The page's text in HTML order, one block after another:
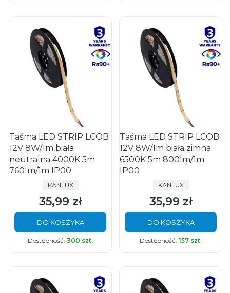
Taśma LED STRIP LCOB
12V 8W/1m biała
neutralna 4000K 5m
760lm/1m IP00
PRODUCENT
KANLUX
Cena
35,99 zł
DO KOSZYKA
Dostępność: 300 szt.
Taśma LED STRIP LCOB
12V 8W/1m biała zimna
6500K 5m 800lm/1m
IP00
PRODUCENT
KANLUX
Cena
35,99 zł
DO KOSZYKA
Dostępność: 157 szt.